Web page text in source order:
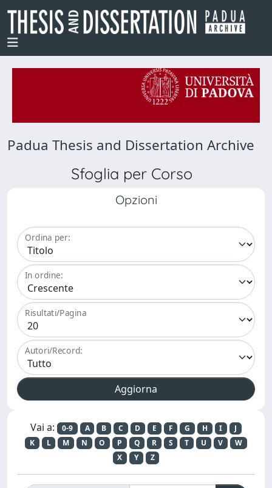
Padua Thesis and Dissertation Archive
Sfoglia per Corso
Opzioni
Ordina per:
In ordine:
Risultati/Pagina
Autori/Record:
Vai a: 0-9 A B C D E F G H I
J
K
L M N O P Q R S T U V
W
X
Y Z